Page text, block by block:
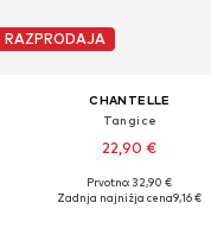
RAZPRODAJA
CHANTELLE
Tangice
22,90 €
Razpoložljive velikosti: S, M, L,
Prvotno: 32,90 €
Zadnja najnižja cena9,16 €